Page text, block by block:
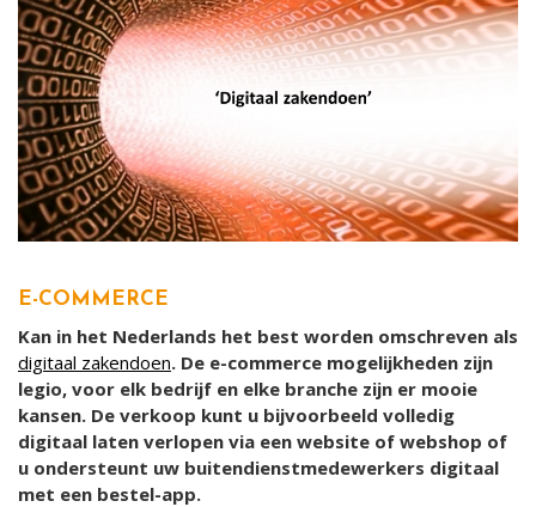
E-COMMERCE
Kan in het Nederlands het best worden omschreven als
digitaal zakendoen. De e-commerce mogelijkheden zijn
legio, voor elk bedrijf en elke branche zijn er mooie
kansen. De verkoop kunt u bijvoorbeeld volledig
digitaal laten verlopen via een website of webshop of
u ondersteunt uw buitendienstmedewerkers digitaal
met een bestel-app.